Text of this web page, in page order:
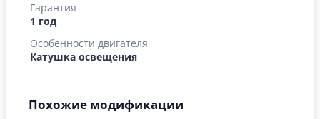
Похожие модификации
Гарантия
1 год
Особенности двигателя
Катушка освещения